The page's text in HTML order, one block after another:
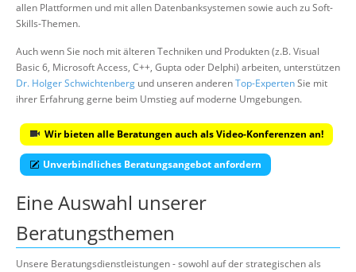
allen Plattformen und mit allen Datenbanksystemen sowie auch zu Soft-
Skills-Themen.
Auch wenn Sie noch mit älteren Techniken und Produkten (z.B. Visual
Basic 6, Microsoft Access, C++, Gupta oder Delphi) arbeiten, unterstützen
Dr. Holger Schwichtenberg und unseren anderenTop-ExpertenSie mit
ihrer Erfahrung gerne beim Umstieg auf moderne Umgebungen.
Wir bieten alle Beratungen auch als Video-Konferenzen an!
Unverbindliches Beratungsangebot anfordern
Eine Auswahl unserer
Beratungsthemen
Unsere Beratungsdienstleistungen - sowohl auf der strategischen als